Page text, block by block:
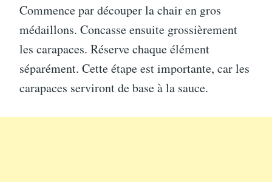
Commence par découper la chair en gros
médaillons. Concasse ensuite grossièrement
les carapaces. Réserve chaque élément
séparément. Cette étape est importante, car les
carapaces serviront de base à la sauce.